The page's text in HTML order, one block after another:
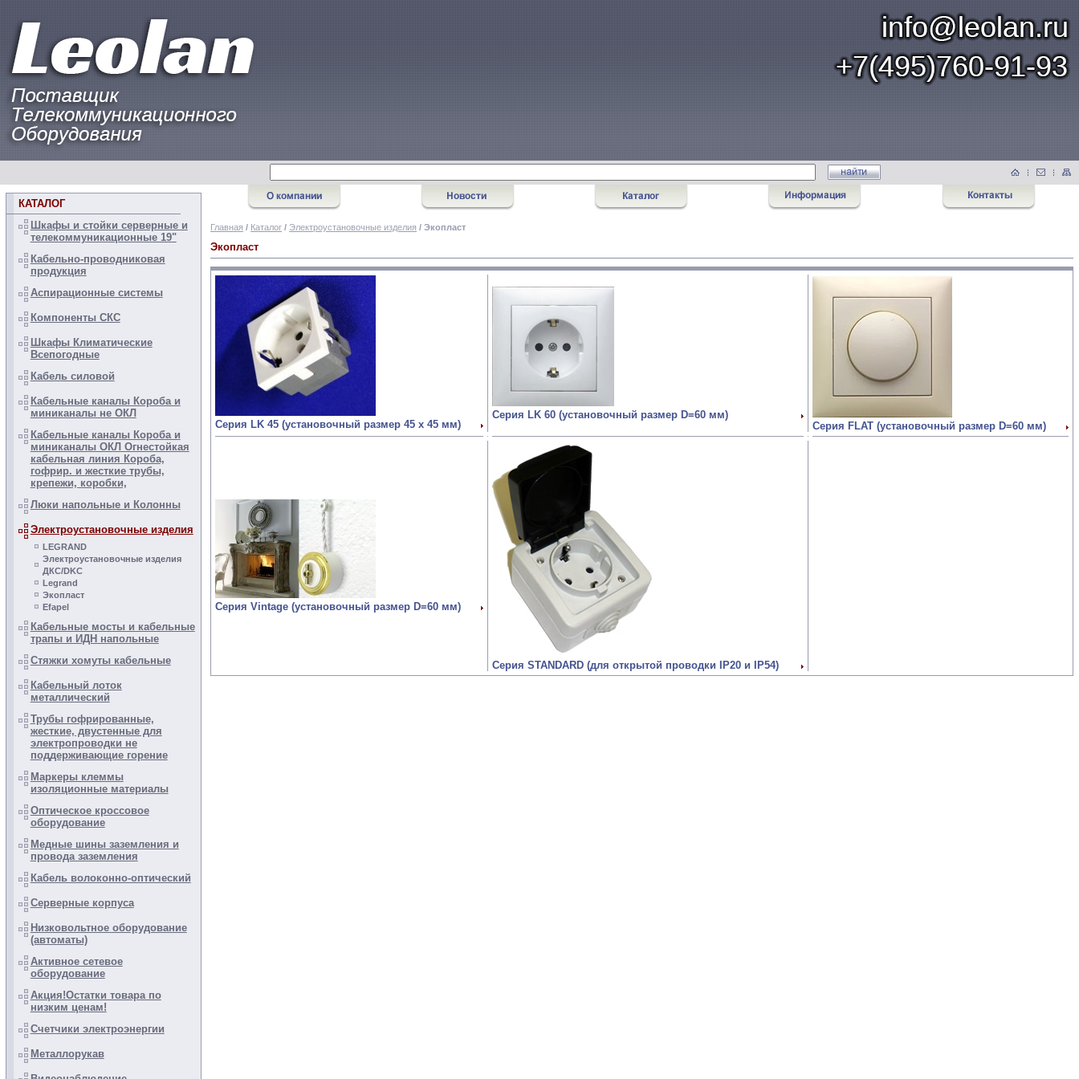
КАТАЛОГ
Шкафы и стойки серверные и
телекоммуникационные 19"
Кабельно-проводниковая
продукция
Аспирационные системы
Компоненты СКС
Шкафы Климатические
Всепогодные
Кабель силовой
Кабельные каналы Короба и
миниканалы не ОКЛ
Кабельные каналы Короба и
миниканалы ОКЛ Огнестойкая
кабельная линия Короба,
гофрир. и жесткие трубы,
крепежи, коробки,
Люки напольные и Колонны
Электроустановочные изделия
LEGRAND
Электроустановочные изделия
ДКС/DKC
Legrand
Экопласт
Efapel
Кабельные мосты и кабельные
трапы и ИДН напольные
Стяжки хомуты кабельные
Кабельный лоток
металлический
Трубы гофрированные,
жесткие, двустенные для
электропроводки не
поддерживающие горение
Маркеры клеммы
изоляционные материалы
Оптическое кроссовое
оборудование
Медные шины заземления и
провода заземления
Кабель волоконно-оптический
Серверные корпуса
Низковольтное оборудование
(автоматы)
Активное сетевое
оборудование
Акция!Остатки товара по
низким ценам!
Счетчики электроэнергии
Металлорукав
Главная / Каталог / Электроустановочные изделия / Экопласт
Экопласт
Серия LK 45 (установочный размер 45 х 45 мм)
Серия LK 60 (установочный размер D=60 мм)
Серия FLAT (установочный размер D=60 мм)
Серия Vintage (установочный размер D=60 мм)
Серия STANDARD (для открытой проводки IP20 и IP54)